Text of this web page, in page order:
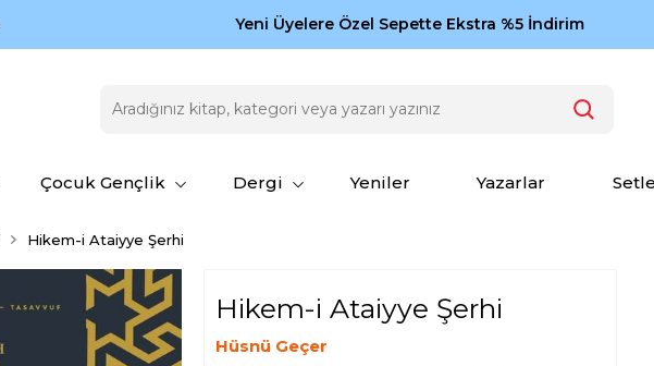
Zamansız eserler Ketebe'de: Cengiz Aytmatov
Yeni Üyelere Özel Sepette Ekstra %5 İndirim
Çocuk Gençlik Dergi Yeniler Yazarlar
Hikem-i Ataiyye Şerhi
Hikem-i Ataiyye Şerhi
Hüsnü Geçer